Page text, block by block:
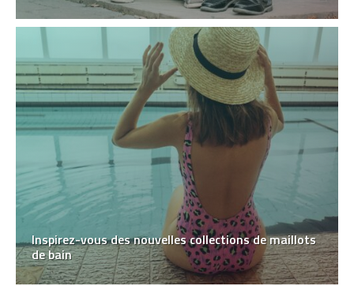
Inspirez-vous des nouvelles collections de maillots
de bain